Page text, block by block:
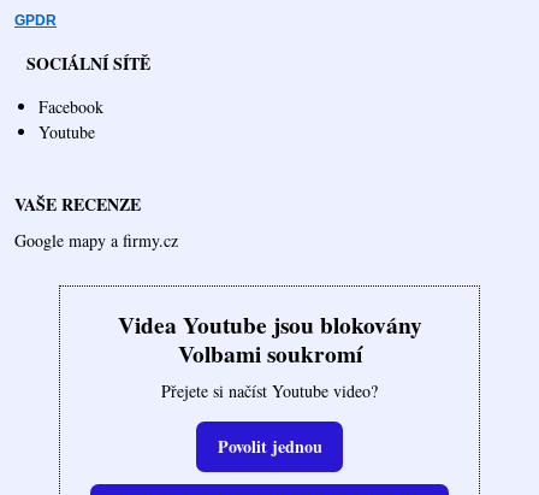
GPDR
SOCIÁLNÍ SÍTĚ
Facebook
Youtube
VAŠE RECENZE
Google mapy a firmy.cz
Videa Youtube jsou blokovány
Volbami soukromí
Přejete si načíst Youtube video?
Povolit jednou